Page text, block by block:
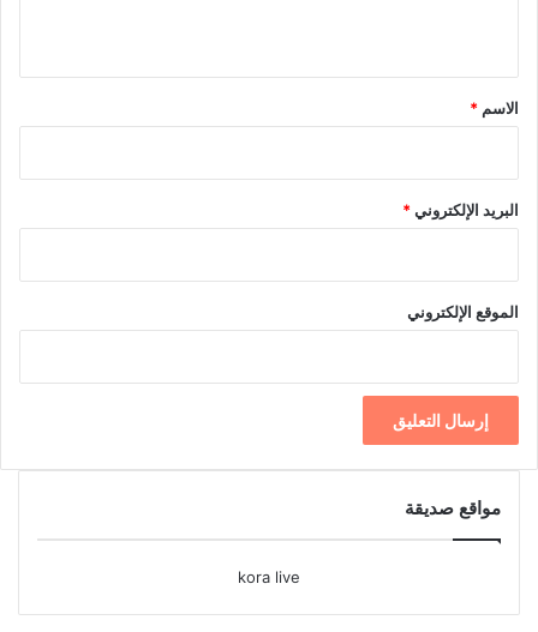
*
الاسم *
البريد الإلكتروني*
الموقع الإلكتروني
مواقع صديقة
kora live